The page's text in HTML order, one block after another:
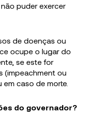
puder exercer
de doenças ou
ocupe o lugar do
se este for
(impeachment ou
em caso de morte.
do governador?